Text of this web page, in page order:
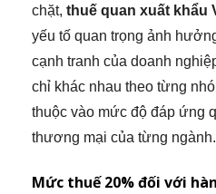
chặt, thuế quan xuất khẩu
yếu tố quan trọng ảnh
cạnh tranh của doanh
chỉ khác nhau theo từng
thuộc vào mức độ đáp ứng
thương mại của từng ngành.
Mức thuế 20% đối với